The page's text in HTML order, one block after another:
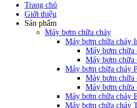
Trang chủ
Giới thiệu
Sản phẩm
Máy bơm chữa cháy
Máy bơm chữa cháy
Máy bơm chữa
Máy bơm
Máy bơm chữa cháy
Máy bơm chữa
Máy bơm chữa
Máy bơm chữa cháy
Máy bơm chữa cháy